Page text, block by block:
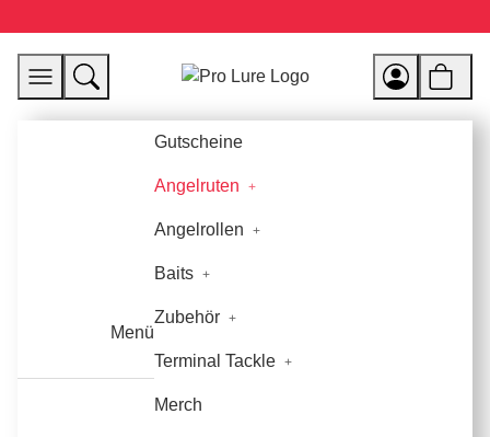
Menü
Gutscheine
Angelruten
Angelrollen
Baits
Zubehör
Terminal Tackle
Merch